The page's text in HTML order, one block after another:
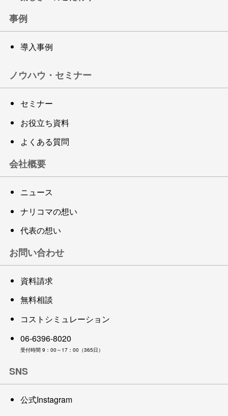
事例
導入事例
ノウハウ・セミナー
セミナー
お役立ち資料
よくある質問
会社概要
ニュース
ナリコマの想い
代表の想い
お問い合わせ
資料請求
無料相談
コストシミュレーション
06-6396-8020
受付時間 9：00～17：00（365日）
SNS
公式Instagram